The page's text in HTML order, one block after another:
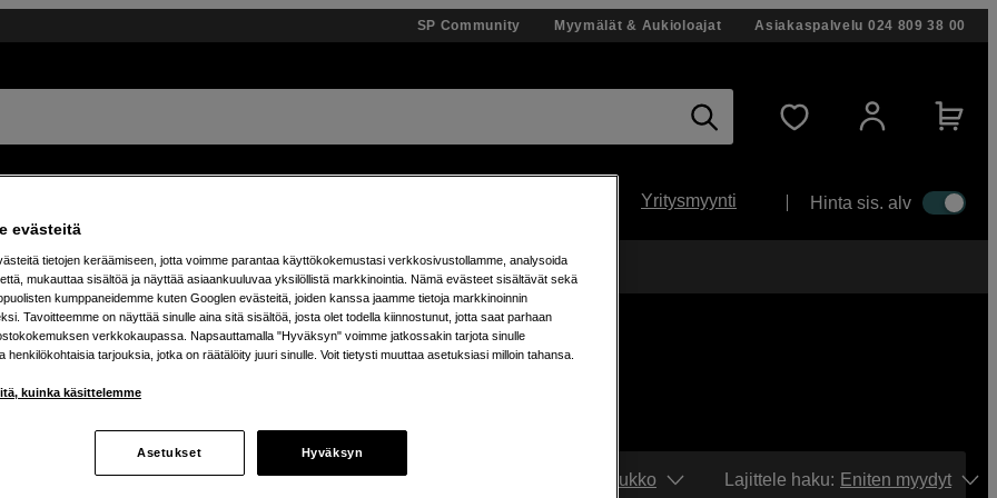
SP Community Myymälät & Aukioloajat Asiakaspalvelu 024 809 38 00
Yritysmyynti Hinta sis. alv
Ruudukko Lajittele haku: Eniten myydyt
25 % JBL Boombox -kaiuttimista – osta omasi jo tänään!
evästeitä
tietojen keräämiseen, jotta voimme parantaa käyttökokemustasi verkkosivustollamme, analysoida
mukauttaa sisältöä ja näyttää asiaankuuluvaa yksilöllistä markkinointia. Nämä evästeet sisältävät sekä
kumppaneidemme kuten Googlen evästeitä, joiden kanssa jaamme tietoja markkinoinnin
Tavoitteemme on näyttää sinulle aina sitä sisältöä, josta olet todella kiinnostunut, jotta saat parhaan
verkkokaupassa. Napsauttamalla "Hyväksyn" voimme jatkossakin tarjota sinulle
henkilökohtaisia tarjouksia, jotka on räätälöity juuri sinulle. Voit tietysti muuttaa asetuksiasi milloin tahansa.
kuinka käsittelemme
Asetukset Hyväksyn